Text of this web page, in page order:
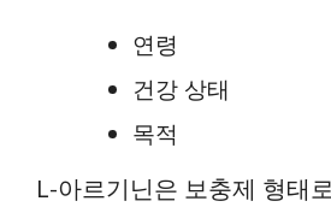
연령
건강 상태
목적
L-아르기닌은 보충제 형태